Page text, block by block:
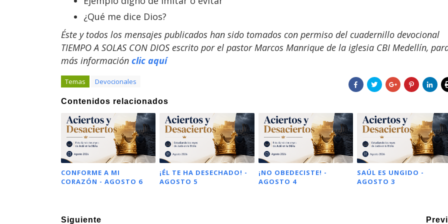
¿Qué me dice Dios?
Éste y todos los mensajes publicados han sido tomados con permiso del cuadernillo devocional
TIEMPO A SOLAS CON DIOS escrito por el pastor Marcos Manrique de la iglesia CBI Medellín,
más información clic aquí
Temas Devocionales
Contenidos relacionados
CONFORME A MI
CORAZÓN - AGOSTO 6
¡ÉL TE HA DESECHADO! -
AGOSTO 5
¡NO OBEDECISTE! -
AGOSTO 4
SAÚL ES UNGIDO -
AGOSTO 3
Siguiente